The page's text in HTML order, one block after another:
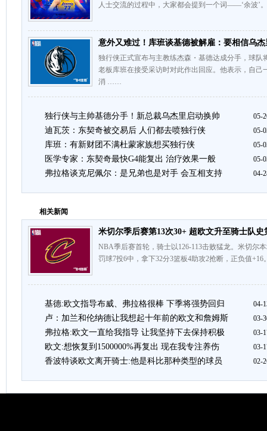
人士交流的过程中，大家都会提到一个词——‘余波
意外又难过！库班谈基德被解雇：要相信乌杰
独行侠正式宣布与主教练杰森・基德达成分手，球
老板库班在接受采访时对此作出回应。他表示，自
消 ……
独行侠与主帅基德分手！新总裁乌杰里启动换帅 05-
迪瓦茨：东契奇被交易后 人们都去喷独行侠 05-
库班：有新财团不满杜蒙家族想买独行侠 05-
医学专家：东契奇最快G4能复出 治疗效果一般 05-
弗拉格谈克尼佩尔：是兄弟也是对手 会互相支持 04-
相关新闻
米切尔季后赛第13次30+ 超欧文升至骑士队史
NBA季后赛首轮，骑士以126-113击败猛龙。米切尔
罚球7投6中，拿下32分3篮板4助攻2抢断，正负值
基德:欧文指导布威、弗拉格很棒 下季将强势回归 04-
卢：加兰和伦纳德让我想起十年前的欧文和詹姆斯 03-
弗拉格:欧文一直给我指导 让我坚持下去保持积极 03-
欧文:想恢复到1500000%再复出 现在我专注养伤 03-
香波特谈欧文离开骑士:他是科比那种类型的球员 02-